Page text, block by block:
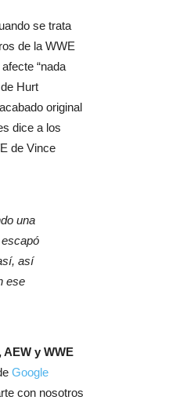
se trata
de la WWE
“nada
Hurt
original
dice a los
de Vince
una
así
ese
y WWE
Google
con nosotros